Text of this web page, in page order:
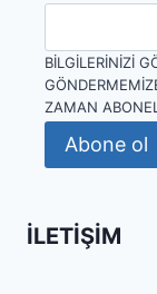
BILGILERINIZI
ZAMAN
Abone ol
İLETIŞIM